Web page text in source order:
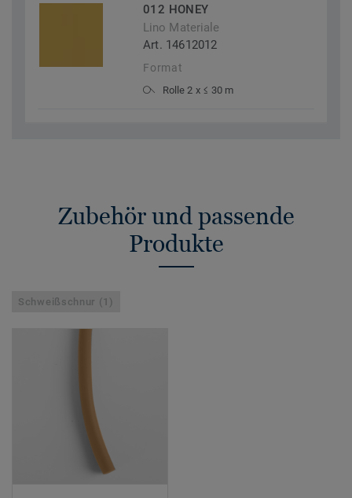
012 HONEY
Lino Materiale
Art. 14612012
Format
Rolle 2 x ≤ 30 m
Zubehör und passende
Produkte
Schweißschnur (1)